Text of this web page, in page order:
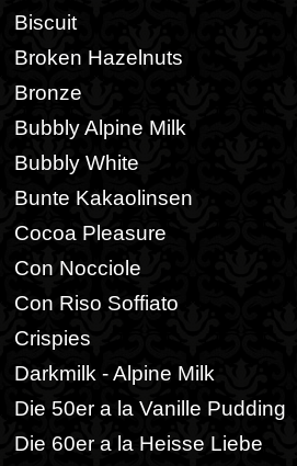
Biscuit
Broken Hazelnuts
Bronze
Bubbly Alpine Milk
Bubbly White
Bunte Kakaolinsen
Cocoa Pleasure
Con Nocciole
Con Riso Soffiato
Crispies
Darkmilk - Alpine Milk
Die 50er a la Vanille Pudding
Die 60er a la Heisse Liebe